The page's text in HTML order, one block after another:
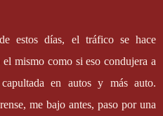
estos días, el tráfico se hace
el mismo como si eso condujera a
en autos y más auto.
me bajo antes, paso por una